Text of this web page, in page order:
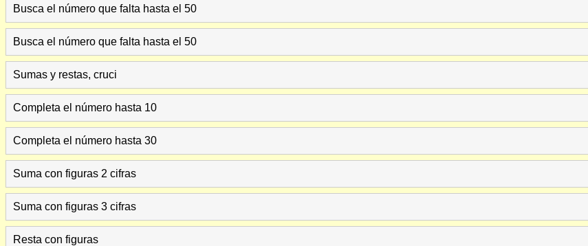
Busca el número que falta hasta el 50
Busca el número que falta hasta el 50
Sumas y restas, cruci
Completa el número hasta 10
Completa el número hasta 30
Suma con figuras 2 cifras
Suma con figuras 3 cifras
Resta con figuras